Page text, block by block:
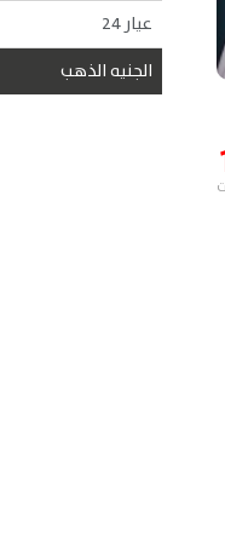
عيار 24
الجنيه الذهب